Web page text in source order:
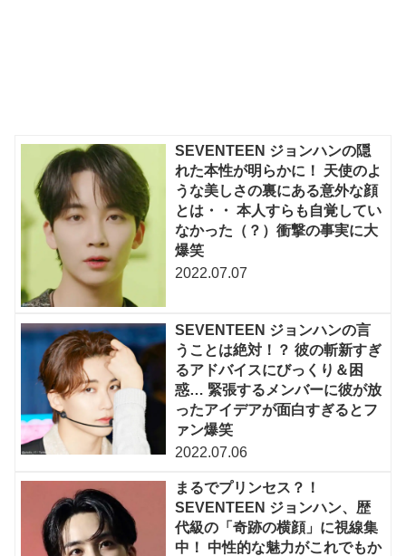
SEVENTEEN ジョンハンの隠
れた本性が明らかに！ 天使のよ
うな美しさの裏にある意外な顔
とは・・ 本人すらも自覚してい
なかった（？）衝撃の事実に大
爆笑
2022.07.07
SEVENTEEN ジョンハンの言
うことは絶対！？ 彼の斬新すぎ
るアドバイスにびっくり＆困
惑… 緊張するメンバーに彼が放
ったアイデアが面白すぎるとフ
ァン爆笑
2022.07.06
まるでプリンセス？！
SEVENTEEN ジョンハン、歴
代級の「奇跡の横顔」に視線集
中！ 中性的な魅力がこれでもか